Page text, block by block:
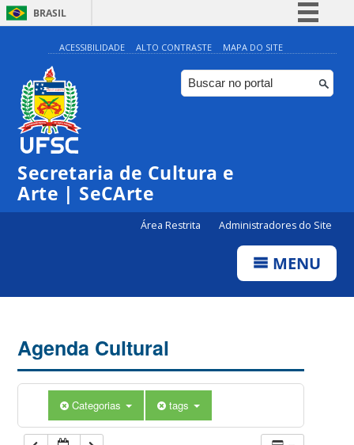
BRASIL
Simplifique!
Comunica BR
Participe
ACESSIBILIDADE ALTO CONTRASTE MAPA DO SITE
Secretaria de Cultura e
Arte | SeCArte
Área Restrita Administradores do Site
MENU
Agenda Cultural
Categorias tags
0:00
1:00
5:00